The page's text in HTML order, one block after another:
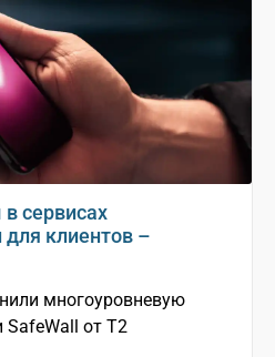
сервисах
для клиентов –
многоуровневую
SafeWall от Т2